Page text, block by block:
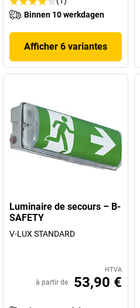
Binnen 10 werkdagen
Afficher 6 variantes
Luminaire de secours – B-
SAFETY
V-LUX STANDARD
HTVA
à partir de 53,90 €